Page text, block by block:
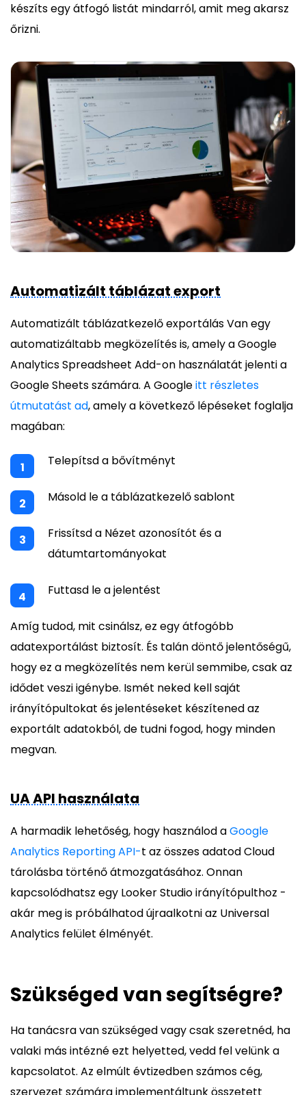
készíts egy átfogó listát mindarról, amit meg akarsz
őrizni.
Automatizált táblázat export
Automatizált táblázatkezelő exportálás Van egy
automatizáltabb megközelítés is, amely a Google
Analytics Spreadsheet Add-on használatát jelenti a
Google Sheets számára. A Googleitt részletes
útmutatást ad, amely a következő lépéseket foglalja
magában:
Telepítsd a bővítményt
Másold le a táblázatkezelő sablont
Frissítsd a Nézet azonosítót és a
dátumtartományokat
Futtasd le a jelentést
Amíg tudod, mit csinálsz, ez egy átfogóbb
adatexportálást biztosít. És talán döntő jelentőségű,
hogy ez a megközelítés nem kerül semmibe, csak az
idődet veszi igénybe. Ismét neked kell saját
irányítópultokat és jelentéseket készítened az
exportált adatokból, de tudni fogod, hogy minden
megvan.
UA API használata
A harmadik lehetőség, hogy használod aGoogle
Analytics Reporting API-t az összes adatod Cloud
tárolásba történő átmozgatásához. Onnan
kapcsolódhatsz egy Looker Studio irányítópulthoz -
akár meg is próbálhatod újraalkotni az Universal
Analytics felület élményét.
Szükséged van segítségre?
Ha tanácsra van szükséged vagy csak szeretnéd, ha
valaki más intézné ezt helyetted, vedd fel velünk a
kapcsolatot. Az elmúlt évtizedben számos cég,